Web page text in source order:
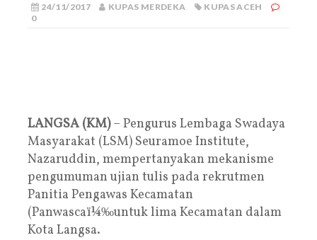
24/11/2017 KUPAS MERDEKA
KUPAS ACEH
0
LANGSA (KM)– Pengurus Lembaga Swadaya
Masyarakat (LSM) Seuramoe Institute,
Nazaruddin, mempertanyakan mekanisme
pengumuman ujian tulis pada rekrutmen
Panitia Pengawas Kecamatan
(Panwascaï¼‰untuk lima Kecamatan dalam
Kota Langsa.